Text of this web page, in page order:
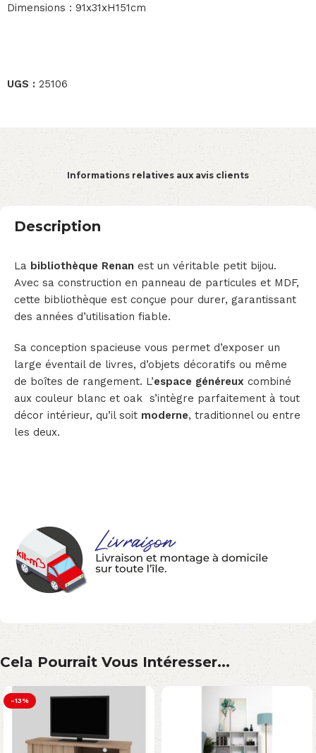
Dimensions : 91x31xH151cm
UGS : 25106
Informations relatives aux avis clients
Description
La bibliothèque Renan est un véritable petit bijou.
Avec sa construction en panneau de particules et MDF,
cette bibliothèque est conçue pour durer, garantissant
des années d’utilisation fiable.
Sa conception spacieuse vous permet d’exposer un
large éventail de livres, d’objets décoratifs ou même
de boîtes de rangement. L’espace généreux combiné
aux couleur blanc et oak s’intègre parfaitement à tout
décor intérieur, qu’il soit moderne, traditionnel ou entre
les deux.
Cela Pourrait Vous Intéresser...
-13%